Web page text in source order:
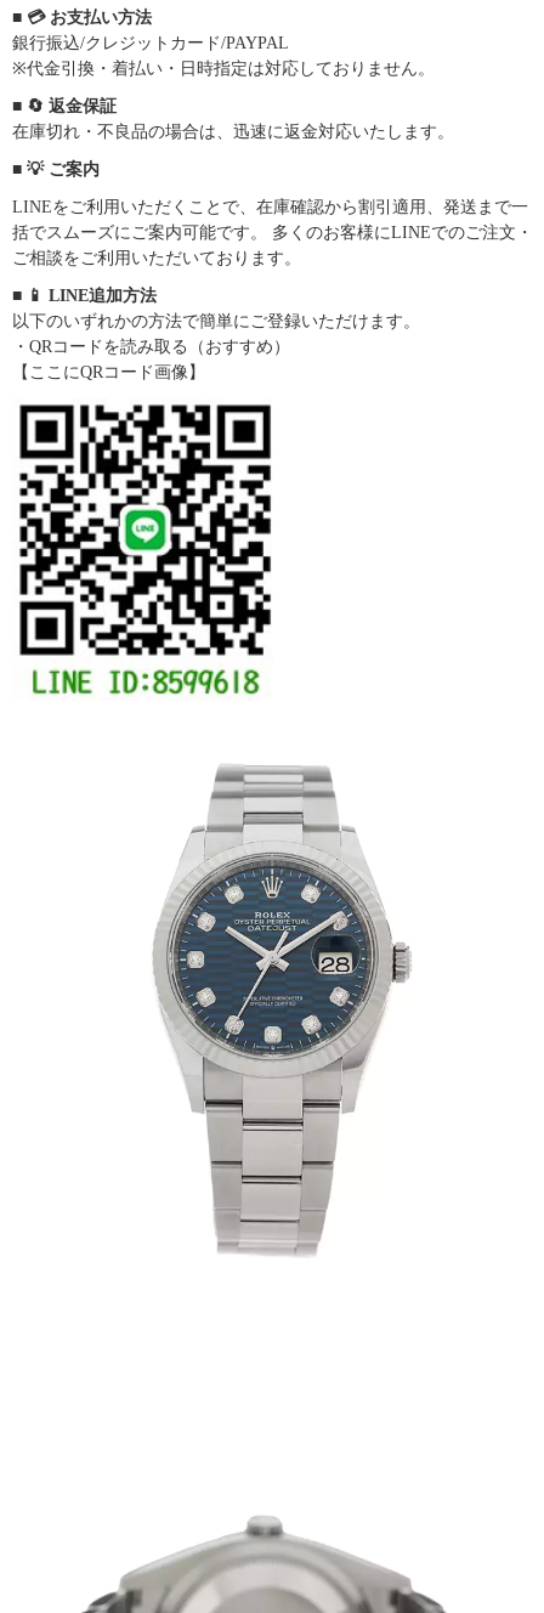
■ 💳 お支払い方法
銀行振込/クレジットカード/PAYPAL
※代金引換・着払い・日時指定は対応しておりません。
■ 🔄 返金保証
在庫切れ・不良品の場合は、迅速に返金対応いたします。
■ 💡 ご案内
LINEをご利用いただくことで、在庫確認から割引適用、発送まで一
括でスムーズにご案内可能です。 多くのお客様にLINEでのご注文・
ご相談をご利用いただいております。
■ 📱 LINE追加方法
以下のいずれかの方法で簡単にご登録いただけます。
・QRコードを読み取る（おすすめ）
【ここにQRコード画像】